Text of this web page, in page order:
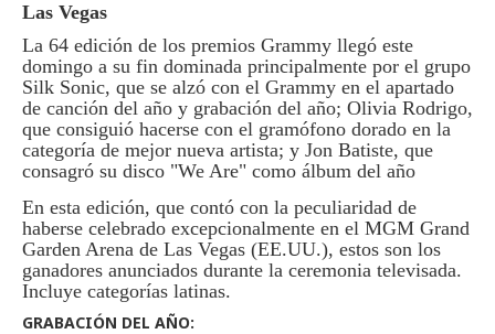
Las Vegas
La 64 edición de los premios Grammy llegó este
domingo a su fin dominada principalmente por el grupo
Silk Sonic, que se alzó con el Grammy en el apartado
de canción del año y grabación del año; Olivia Rodrigo,
que consiguió hacerse con el gramófono dorado en la
categoría de mejor nueva artista; y Jon Batiste, que
consagró su disco "We Are" como álbum del año
En esta edición, que contó con la peculiaridad de
haberse celebrado excepcionalmente en el MGM Grand
Garden Arena de Las Vegas (EE.UU.), estos son los
ganadores anunciados durante la ceremonia televisada.
Incluye categorías latinas.
GRABACIÓN DEL AÑO: